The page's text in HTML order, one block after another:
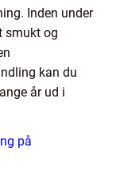
Inden under
smukt og
kan du
år ud i
på